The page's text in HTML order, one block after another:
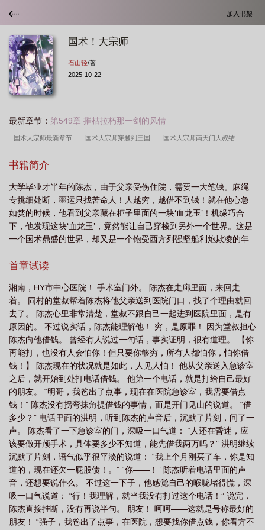
加入书架
国术！大宗师
石山轻/著
2025-10-22
最新章节： 第549章 摧枯拉朽那一剑的风情
国术大宗师最新章节 国术大宗师穿越到三国 国术大宗师南天门大叔结
宗师起点
的 国术!大宗师 免费 国术宗师穿越的 国术!大宗师 石山轻 国术大宗师
TXT 国术!大宗师 第256章 国术大宗师免费TXT 国术大宗师笔趣阁无错
版 国术宗师修仙 国术大宗师石山轻作者 国术!大宗师 全本校对 国术大
宗师笔趣阁 国术宗师免费 国术!大宗师笔趣阁 国术大宗师TXT完本 国
百科 国术!大宗师TXT 国术大师有哪些 国术大宗师免费阅读 国术宗师
在都市 国术!大宗师 陈杰刘七 国术大师 真正的国术大师 国术大宗师
yanqing 国术大宗师 国术宗师笔趣阁 国术宗师都有谁 国术大宗师陈杰
免费阅读 国术大宗师百度 国术大宗师石山轻免费阅读 国术!大宗师 第501
章 国术大宗师TXT百度 国术!大宗师 首页 国术宗师 国术大师是什
么 国术大宗师石山轻 国术!大宗师 精校 国术大宗师百度百科 国术!大宗
师 国术!大宗师无防盗
书籍简介
大学毕业才半年的陈杰，由于父亲受伤住院，需要一大笔钱。麻绳
专挑细处断，噩运只找苦命人！人越穷，越借不到钱！就在他心急
如焚的时候，他看到父亲藏在柜子里面的一块‘血龙玉’！机缘巧合
下，他发现这块‘血龙玉’，竟然能让自己穿梭到另外一个世界。这是
一个国术鼎盛的世界，却又是一个饱受西方列强坚船利炮欺凌的年
两界能做什么？废话，肯定是先赚钱啊！百年野山参才一个银圆，
块？——打包！全要了！——什么？东洋人的舰队这么猛？跑到渤
海耀武扬威。——鱼雷！我的鱼雷来了，味道如何！？当然，这只
是开始！然后陈杰发现，自己想要自由的穿梭两界，必须要练武
——！【双穿+国术+都市拳战+两界倒爷+爽文！】
首章试读
湘南，HY市中心医院！ 手术室门外。 陈杰在走廊里面，来回走
着。 同村的堂叔帮着陈杰将他父亲送到医院门口，找了个理由就回
去了。 陈杰心里非常清楚，堂叔不跟自己一起进到医院里面，是有
原因的。 不过说实话，陈杰能理解他！ 穷，是原罪！ 因为堂叔担心
陈杰向他借钱。 曾经有人说过一句话，事实证明，很有道理。 【你
再能打，也没有人会怕你！但只要你够穷，所有人都怕你，怕你借
钱！】 陈杰现在的状况就是如此，人见人怕！ 他从父亲送入急诊室
之后，就开始到处打电话借钱。 他第一个电话，就是打给自己最好
的朋友。 “明哥，我爸出了点事，现在在医院急诊室，我需要借点
钱！” 陈杰没有拐弯抹角提借钱的事情，而是开门见山的说道。 “借
多少？” 电话里面的洪明，听到陈杰的声音后，沉默了片刻，问了一
声。 陈杰看了一下急诊室的门，深吸一口气道： “人还在昏迷，应
该要做开颅手术，具体要多少不知道，能先借我两万吗？” 洪明继续
沉默了片刻，语气似乎很平淡的说道： “我上个月刚买了车，你是知
道的，现在还欠一屁股债！。” “你——！” 陈杰听着电话里面的声
音，还想要说什么。 不过这一下子，他感觉自己的喉咙堵得慌，深
吸一口气说道： “行！我理解，就当我没有打过这个电话！” 说完，
陈杰直接挂断，没有再说半句。 朋友！ 呵呵——这就是号称最好的
朋友！ “强子，我爸出了点事，在医院，想要找你借点钱，你看方不